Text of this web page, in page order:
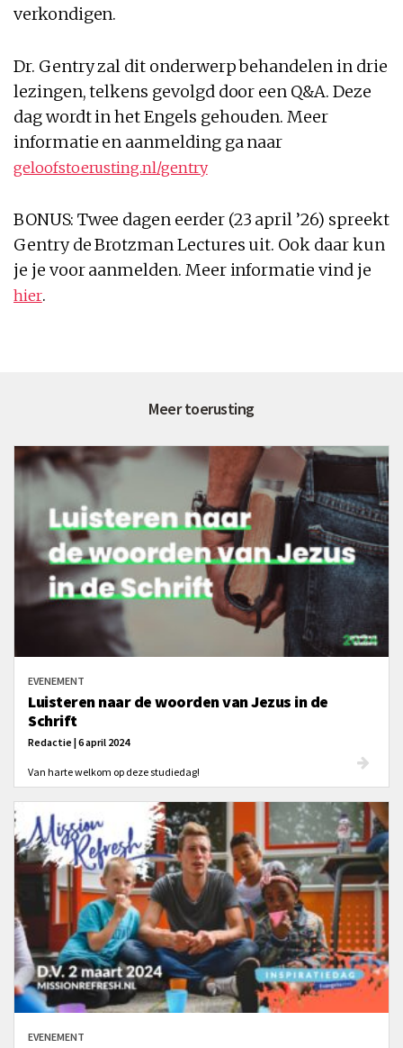
verkondigen.
Dr. Gentry zal dit onderwerp behandelen in drie
lezingen, telkens gevolgd door een Q&A. Deze
dag wordt in het Engels gehouden. Meer
informatie en aanmelding ga naar
geloofstoerusting.nl/gentry
BONUS: Twee dagen eerder (23 april ’26) spreekt
Gentry de Brotzman Lectures uit. Ook daar kun
je je voor aanmelden. Meer informatie vind je
hier.
Meer toerusting
EVENEMENT
Luisteren naar de woorden van Jezus in de
Schrift
Redactie | 6 april 2024
Van harte welkom op deze studiedag!
EVENEMENT